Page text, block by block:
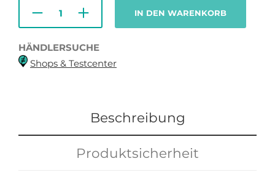
IN DEN WARENKORB
HÄNDLERSUCHE
Shops & Testcenter
Beschreibung
Produktsicherheit